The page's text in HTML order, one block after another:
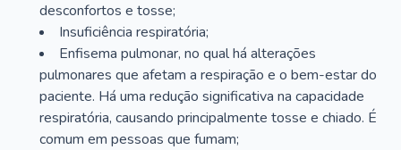
desconfortos e tosse;
Insuficiência respiratória;
Enfisema pulmonar, no qual há alterações
pulmonares que afetam a respiração e o bem-estar do
paciente. Há uma redução significativa na capacidade
respiratória, causando principalmente tosse e chiado. É
comum em pessoas que fumam;